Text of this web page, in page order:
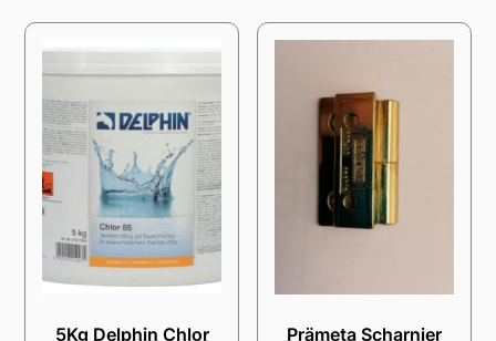
5Kg Delphin Chlor
Prämeta Scharnier